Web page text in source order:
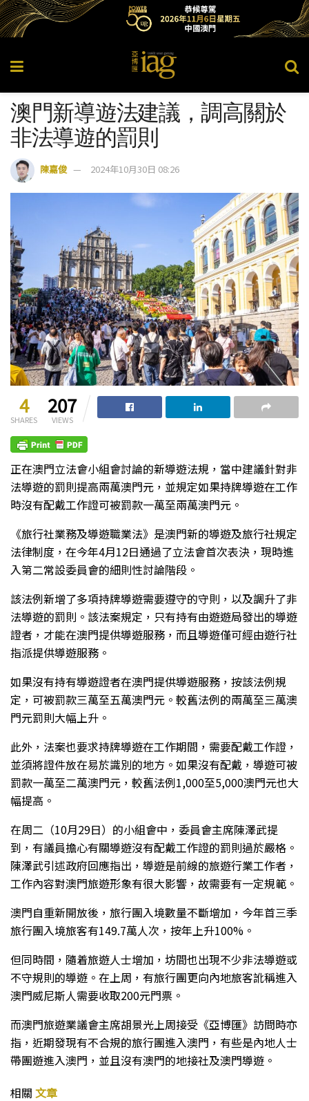
澳門新導遊法建議，調高關於
非法導遊的罰則
陳嘉俊 2024年10月30日 08:26
4
SHARES
207
VIEWS
正在澳門立法會小組會討論的新導遊法規，當中建議針對非
法導遊的罰則提高兩萬澳門元，並規定如果持牌導遊在工作
時沒有配戴工作證可被罰款一萬至兩萬澳門元。
《旅行社業務及導遊職業法》是澳門新的導遊及旅行社規定
法律制度，在今年4月12日通過了立法會首次表決，現時進
入第二常設委員會的細則性討論階段。
該法例新增了多項持牌導遊需要遵守的守則，以及調升了非
法導遊的罰則。該法案規定，只有持有由遊遊局發出的導遊
證者，才能在澳門提供導遊服務，而且導遊僅可經由遊行社
指派提供導遊服務。
如果沒有持有導遊證者在澳門提供導遊服務，按該法例規
定，可被罰款三萬至五萬澳門元。較舊法例的兩萬至三萬澳
門元罰則大幅上升。
此外，法案也要求持牌導遊在工作期間，需要配戴工作證，
並須將證件放在易於識別的地方。如果沒有配戴，導遊可被
罰款一萬至二萬澳門元，較舊法例1,000至5,000澳門元也大
幅提高。
在周二（10月29日）的小組會中，委員會主席陳澤武提
到，有議員擔心有關導遊沒有配戴工作證的罰則過於嚴格。
陳澤武引述政府回應指出，導遊是前線的旅遊行業工作者，
工作內容對澳門旅遊形象有很大影響，故需要有一定規範。
澳門自重新開放後，旅行團入境數量不斷增加，今年首三季
旅行團入境旅客有149.7萬人次，按年上升100%。
但同時間，隨着旅遊人士增加，坊間也出現不少非法導遊或
不守規則的導遊。在上周，有旅行團更向內地旅客訛稱進入
澳門威尼斯人需要收取200元門票。
而澳門旅遊業議會主席胡景光上周接受《亞博匯》訪問時亦
指，近期發現有不合規的旅行團進入澳門，有些是內地人士
帶團遊進入澳門，並且沒有澳門的地接社及澳門導遊。
相關 文章